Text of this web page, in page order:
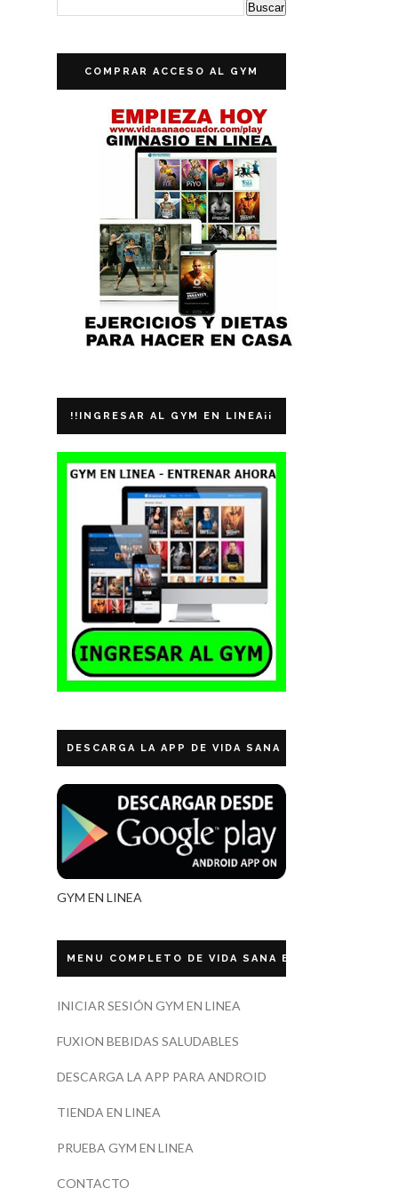
COMPRAR ACCESO AL GYM
!!INGRESAR AL GYM EN LINEA¡¡
DESCARGA LA APP DE VIDA SANA ECUADOR
GYM EN LINEA
MENU COMPLETO DE VIDA SANA ECUADOR
INICIAR SESIÓN GYM EN LINEA
FUXION BEBIDAS SALUDABLES
DESCARGA LA APP PARA ANDROID
TIENDA EN LINEA
PRUEBA GYM EN LINEA
CONTACTO